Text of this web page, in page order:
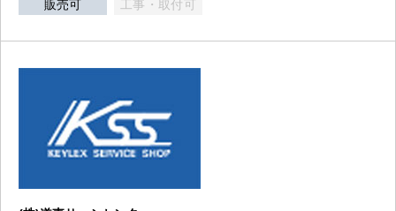
販売可 工事・取付可